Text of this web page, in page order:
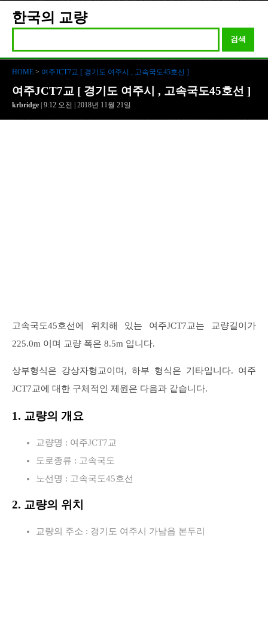
한국의 교량
검색
HOME > 여주JCT7교 [ 경기도 여주시 , 고속국도45호선 ]
여주JCT7교 [ 경기도 여주시 , 고속국도45호선 ]
krbridge | 9:12 오전 | 2018년 11월 21일
고속국도45호선에 위치해 있는 여주JCT7교는 교량길이가
225.0m 이며 교량 폭은 8.5m 입니다.
상부형식은 강상자형교이며, 하부 형식은 기타입니다. 여주
JCT7교에 대한 구체적인 제원은 다음과 같습니다.
1. 교량의 개요
교량명 : 여주JCT7교
도로종류 : 고속국도
노선명 : 고속국도45호선
2. 교량의 위치
교량의 주소 : 경기도 여주시 가남읍 본두리